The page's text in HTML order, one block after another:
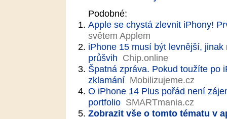
Podobné:
Apple se chystá zlevnit iPhony!
světem Applem
iPhone 15 musí být levnější,
průšvih Chip.online
Špatná zpráva. Pokud toužíte po
zklamání Mobilizujeme.cz
O iPhone 14 Plus pořád není
portfolio SMARTmania.cz
Zobrazit vše o tomto tématu v